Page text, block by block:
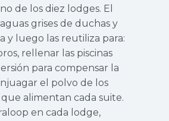
de los diez lodges. El
grises de duchas y
y luego las reutiliza para:
rellenar las piscinas
para compensar la
el polvo de los
alimentan cada suite.
en cada lodge,